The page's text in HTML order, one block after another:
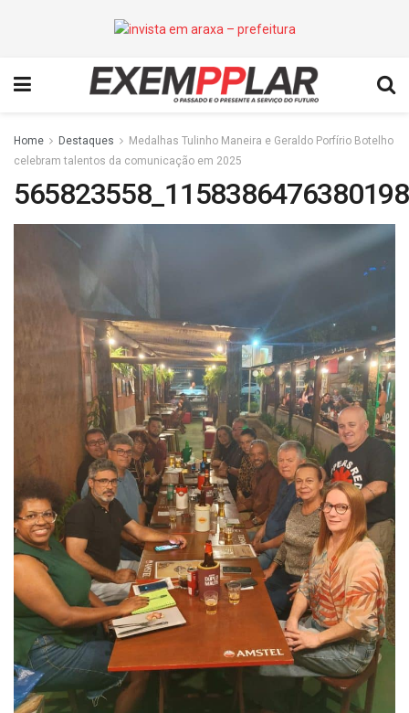
Home Destaques
Medalhas Tulinho Maneira e Geraldo Porfírio Botelho
celebram talentos da comunicação em 2025